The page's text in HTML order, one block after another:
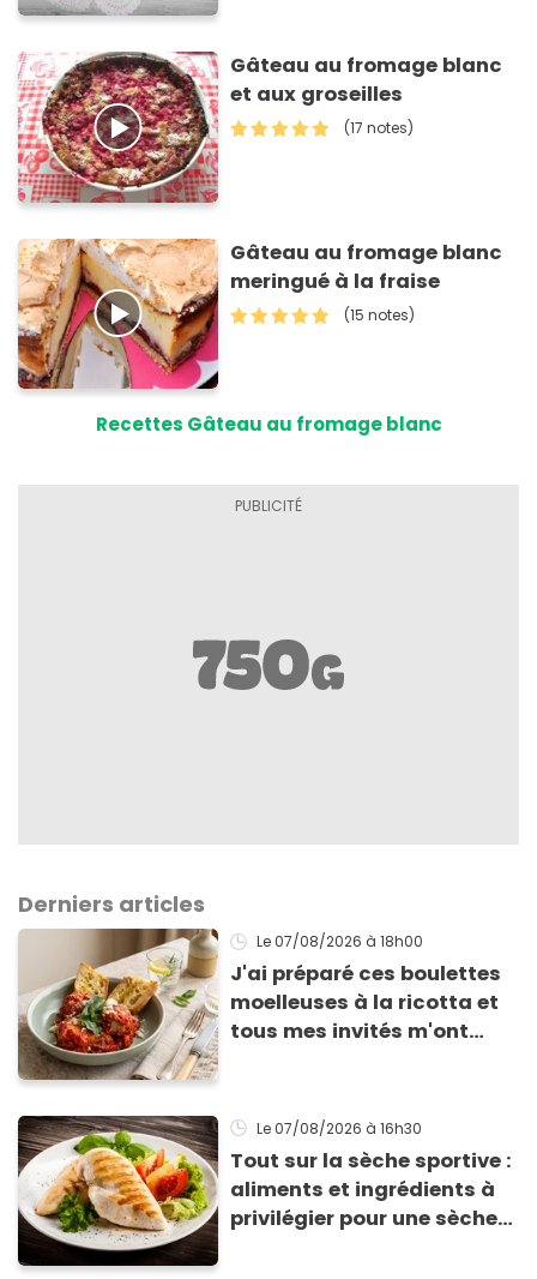
Gâteau au fromage blanc
et aux groseilles
(17 notes)
Gâteau au fromage blanc
meringué à la fraise
(15 notes)
Recettes Gâteau au fromage blanc
Derniers articles
Le 07/08/2026 à 18h00
J'ai préparé ces boulettes
moelleuses à la ricotta et
tous mes invités m'ont
Le 07/08/2026 à 16h30
Tout sur la sèche sportive :
aliments et ingrédients à
privilégier pour une sèche